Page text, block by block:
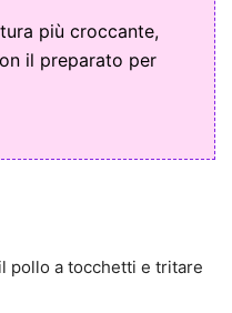
più croccante,
il preparato per
pollo a tocchetti e tritare